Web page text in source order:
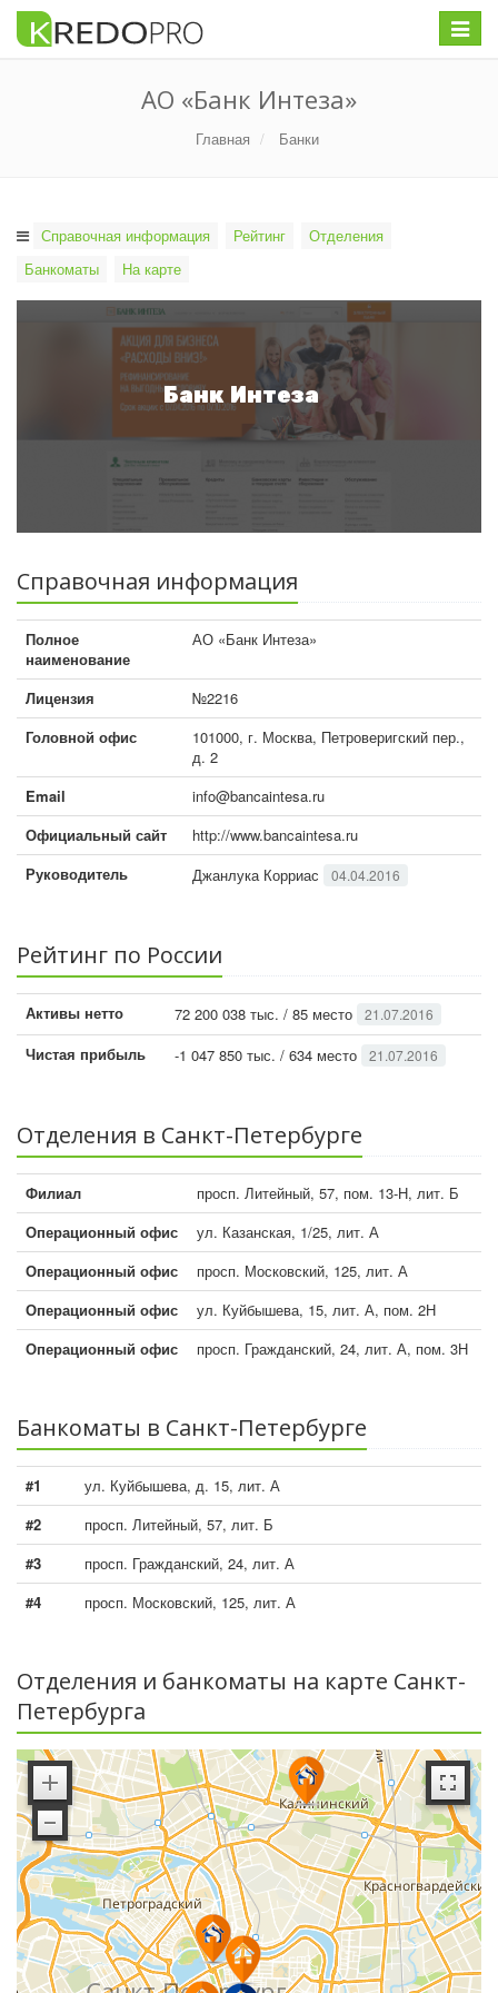
Меню
АО «Банк Интеза»
Главная Банки
Справочная информация Рейтинг
Отделения
Банкоматы
На карте
Банк Интеза
Справочная информация
Полное
наименование
АО «Банк Интеза»
Лицензия
№2216
Головной офис
101000, г. Москва, Петроверигский пер.,
д. 2
Email
info@bancaintesa.ru
Официальный сайт
http://www.bancaintesa.ru
Руководитель
Джанлука Корриас 04.04.2016
Рейтинг по России
Активы нетто 72 200 038 тыс. / 85 место 21.07.2016
Чистая прибыль -1 047 850 тыс. / 634 место 21.07.2016
Отделения в Санкт-Петербурге
Филиал
просп. Литейный, 57, пом. 13-Н, лит. Б
Операционный офис
ул. Казанская, 1/25, лит. А
Операционный офис
просп. Московский, 125, лит. А
Операционный офис
ул. Куйбышева, 15, лит. А, пом. 2Н
Операционный офис
просп. Гражданский, 24, лит. А, пом. 3Н
Банкоматы в Санкт-Петербурге
#1
ул. Куйбышева, д. 15, лит. А
#2
просп. Литейный, 57, лит. Б
#3
просп. Гражданский, 24, лит. А
#4
просп. Московский, 125, лит. А
Отделения и банкоматы на карте Санкт-
Петербурга